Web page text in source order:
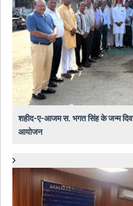
शहीद-ए-आजम स. भगत सिंह के जन्म
आयोजन